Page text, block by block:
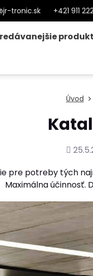
tronic.sk +421 911
Úvod
pre potreby tých
Maximálna účinnosť.